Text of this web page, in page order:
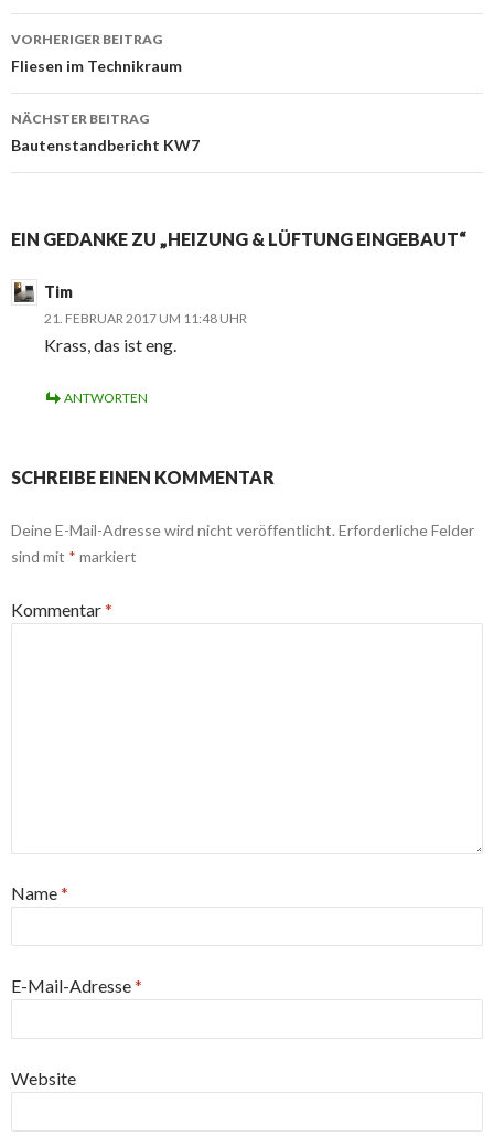
Beitrags-
Navigation
VORHERIGER BEITRAG
Fliesen im Technikraum
NÄCHSTER BEITRAG
Bautenstandbericht KW7
EIN GEDANKE ZU „HEIZUNG & LÜFTUNG EINGEBAUT“
Tim
21. FEBRUAR 2017 UM 11:48 UHR
Krass, das ist eng.
ANTWORTEN
SCHREIBE EINEN KOMMENTAR
Deine E-Mail-Adresse wird nicht veröffentlicht. Erforderliche Felder
sind mit * markiert
Kommentar*
Name*
E-Mail-Adresse*
Website